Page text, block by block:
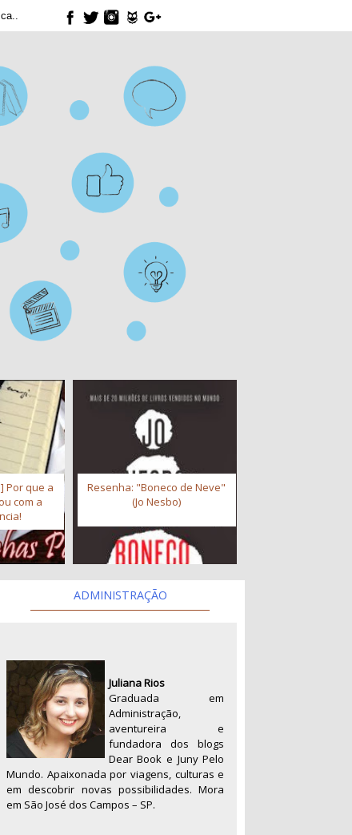
Por que a
com a
Resenha: "Boneco de Neve"
(Jo Nesbo)
ADMINISTRAÇÃO
Juliana Rios
Graduada em
Administração,
aventureira e
fundadora dos blogs
Dear Book e Juny Pelo
Mundo. Apaixonada por viagens, culturas e
em descobrir novas possibilidades. Mora
em São José dos Campos – SP.